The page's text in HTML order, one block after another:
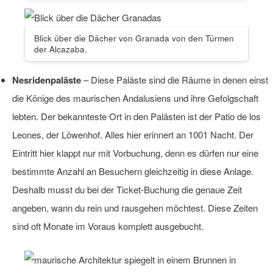
Blick über die Dächer von Granada von den Türmen
der Alcazaba.
Nesridenpaläste– Diese Paläste sind die Räume in denen einst
die Könige des maurischen Andalusiens und ihre Gefolgschaft
lebten. Der bekannteste Ort in den Palästen ist der Patio de los
Leones, der Löwenhof. Alles hier erinnert an 1001 Nacht. Der
Eintritt hier klappt nur mit Vorbuchung, denn es dürfen nur eine
bestimmte Anzahl an Besuchern gleichzeitig in diese Anlage.
Deshalb musst du bei der Ticket-Buchung die genaue Zeit
angeben, wann du rein und rausgehen möchtest. Diese Zeiten
sind oft Monate im Voraus komplett ausgebucht.